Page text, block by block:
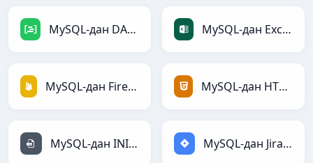
MySQL-дан DAX-ға MySQL-дан Excel-ға
MySQL-дан Firebase-ға MySQL-дан HTML-ға
MySQL-дан INI-ға MySQL-дан Jira-ға